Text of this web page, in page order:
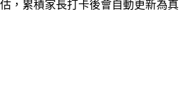
，累積家長打卡後會自動更新為真